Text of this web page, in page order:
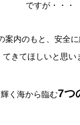
ですが・・・
案内のもと、安全
てきてほしいと思い
く海から臨む7つ